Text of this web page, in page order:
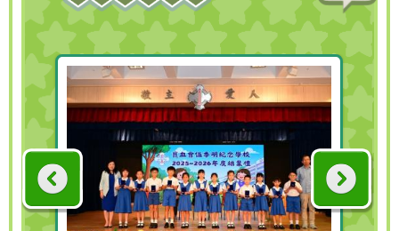
寶季 Super Star 頒獎禮 (小四至小六)
2026/04/23
校運會
2026/04/16
開心蔬果日
2026/03/29
芬蘭STEAM遊學團
2026/06/26
本校榮獲 2025/26「悅讀千里號」全港閱讀銅獎！
兩位閱讀里程榜首同學代表學校領獎。